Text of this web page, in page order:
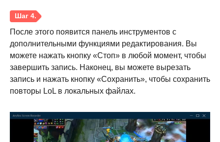
После этого появится панель инструментов с
дополнительными функциями редактирования. Вы
можете нажать кнопку «Стоп» в любой момент, чтобы
завершить запись. Наконец, вы можете вырезать
запись и нажать кнопку «Сохранить», чтобы сохранить
повторы LoL в локальных файлах.